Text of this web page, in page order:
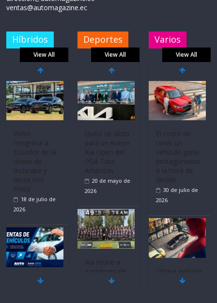
ventas@automagazine.ec
Híbridos
View All
Mercado
automotor
nacional cierra
su mejor 1er
semestre en la
historia
11 de julio de
2026
Bosch y
Deportes
View All
La FEDAK
recibe 12
Sinotruk
Bolden para
cubrir las rutas
de La Vuelta
31 de julio de
Quito se alista
para un nuevo
Varios
View All
Ultima película
‘Spider‑Man:
Brand New
Day’ pone en
escena a
BMW
29 de julio de
2026
¿Qué puede
pasar con tu